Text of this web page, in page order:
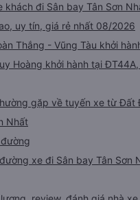
khách đi Sân bay Tân Sơn
uy tín, giá rẻ nhất 08/2026
Thắng - Vũng Tàu khởi
Hoàng khởi hành tại
gặp về tuyến xe từ Đất
Nhất
xe đi Sân bay Tân Sơn